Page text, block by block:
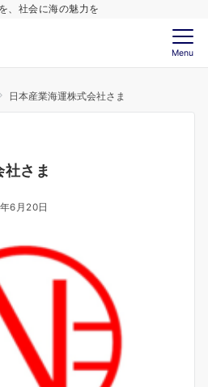
、社会に海の魅力を
Menu
日本産業海運株式会社さま
さま
6月20日